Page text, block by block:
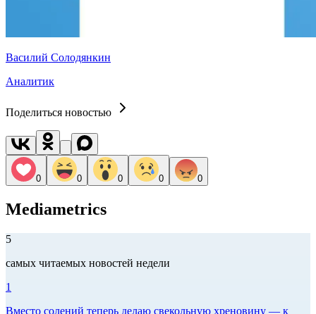
Василий Солодянкин
Аналитик
Поделиться новостью
0 0 0 0 0
Mediametrics
5
самых читаемых новостей недели
1
Вместо солений теперь делаю свекольную хреновину — к